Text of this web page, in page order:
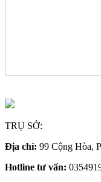
TRỤ SỞ:
Địa chỉ: 99 Cộng Hòa,
Hotline tư vấn: